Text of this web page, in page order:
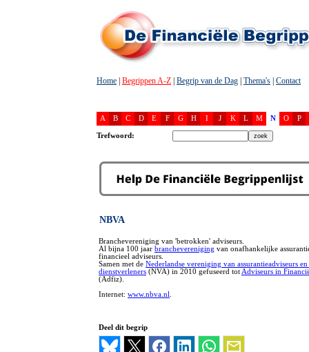
Home Begrippen A-Z Begrip van de Dag Thema's Contact
A B C D E F G H I J K L M N O P
Trefwoord:
NBVA
Branchevereniging van 'betrokken' adviseurs.
Al bijna 100 jaar branchevereniging van onafhankelijke
financieel adviseurs.
Samen met de Nederlandse vereniging van assurantieadviseurs
dienstverleners (NVA) in 2010 gefuseerd tot Adviseurs in
(Adfiz).
Internet: www.nbva.nl
Deel dit begrip